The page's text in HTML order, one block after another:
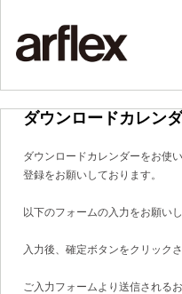
ダウンロードカレン
ダウンロードカレンダーをお使
登録をお願いしております。
以下のフォームの入力をお願いし
入力後、確定ボタンをクリック
ご入力フォームより送信される